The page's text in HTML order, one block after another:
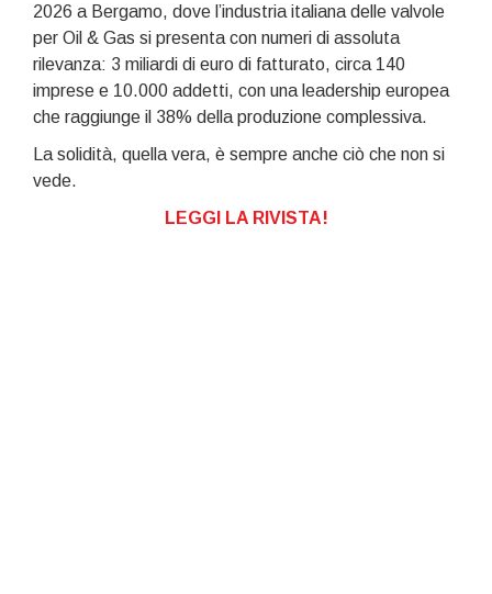
2026 a Bergamo, dove l’industria italiana delle valvole
per Oil & Gas si presenta con numeri di assoluta
rilevanza: 3 miliardi di euro di fatturato, circa 140
imprese e 10.000 addetti, con una leadership europea
che raggiunge il 38% della produzione complessiva.
La solidità, quella vera, è sempre anche ciò che non si
vede.
LEGGI LA RIVISTA!